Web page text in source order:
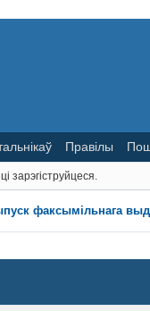
Правілы
зарэгіструйцеся.
факсымільнага